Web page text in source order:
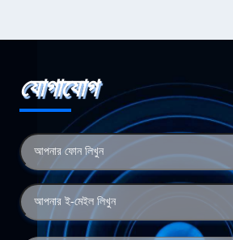
যোগাযোগ